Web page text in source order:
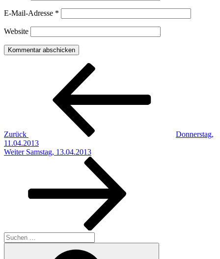
E-Mail-Adresse *
Website
Beitragsnavigation
Zurück
Donnerstag,
11.04.2013
Nächster
Weiter Samstag, 13.04.2013
Suchen
nach: